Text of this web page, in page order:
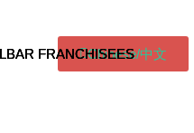
Chinese/中文
FRANCHISEES
FRANCHISEES
FRANCHISEES